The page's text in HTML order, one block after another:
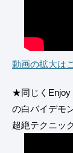
動画の拡大は
★同じくEnjoy
の白バイデモ
超絶テクニッ